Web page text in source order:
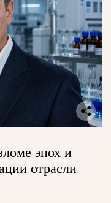
эпох и
отрасли